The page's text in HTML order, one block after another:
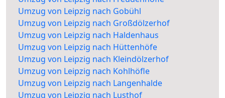
Umzug von Leipzig nach Gobühl
Umzug von Leipzig nach Großdölzerhof
Umzug von Leipzig nach Haldenhaus
Umzug von Leipzig nach Hüttenhöfe
Umzug von Leipzig nach Kleindölzerhof
Umzug von Leipzig nach Kohlhöfle
Umzug von Leipzig nach Langenhalde
Umzug von Leipzig nach Lusthof